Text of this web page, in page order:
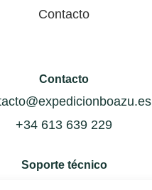
Contacto
Contacto
+34 613 639 229
Soporte técnico